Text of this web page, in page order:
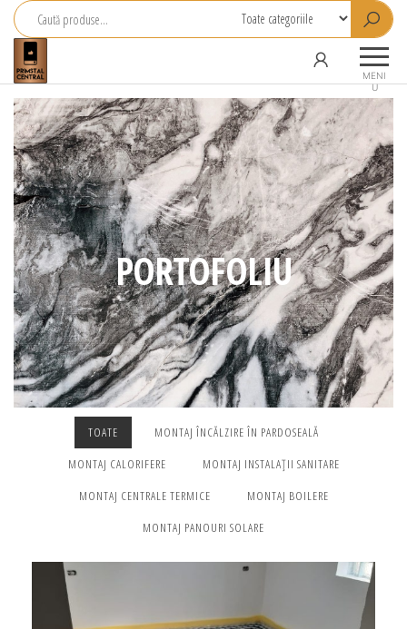
Central
SRL
MENI
U
PORTOFOLIU
TOATE
MONTAJ ÎNCĂLZIRE ÎN PARDOSEALĂ
MONTAJ CALORIFERE
MONTAJ INSTALAȚII SANITARE
MONTAJ CENTRALE TERMICE
MONTAJ BOILERE
MONTAJ PANOURI SOLARE